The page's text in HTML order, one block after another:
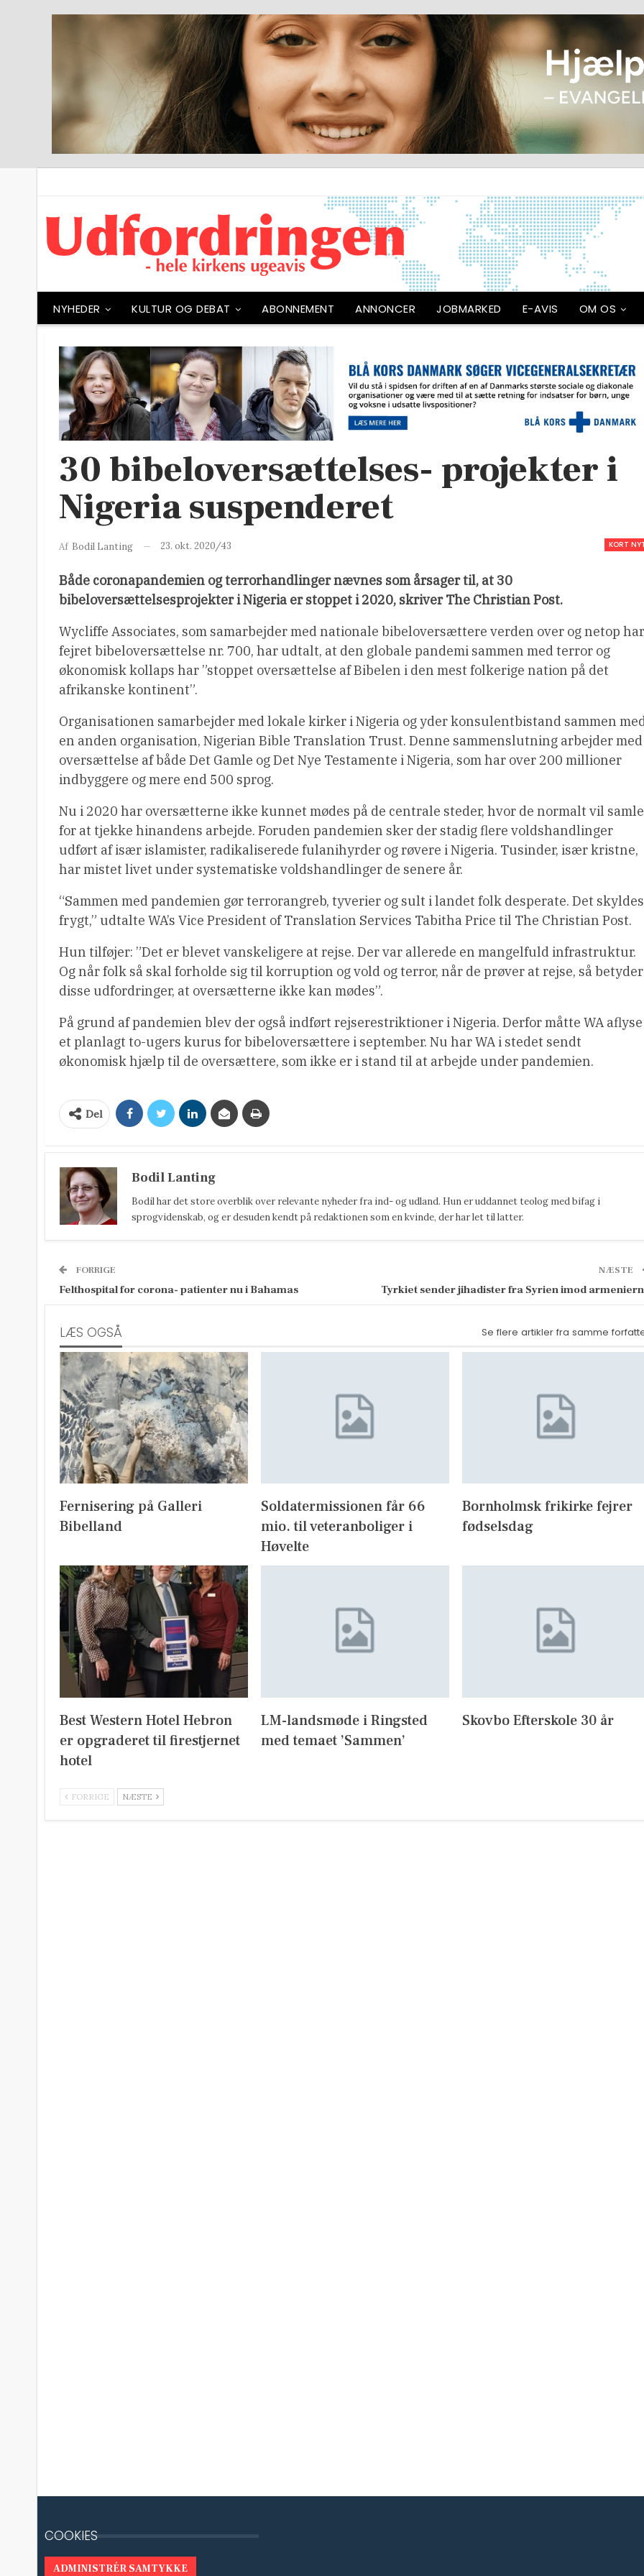
NYHEDER KULTUR OG DEBAT ABONNEMENT ANNONCER JOBMARKED E-AVIS OM OS
30 bibeloversættelses- projekter i
Nigeria suspenderet
KORT
Af Bodil Lanting 23. okt. 2020/43
Både coronapandemien og terrorhandlinger nævnes som årsager til, at 30
bibeloversættelsesprojekter i Nigeria er stoppet i 2020, skriver The Christian Post.
Wycliffe Associates, som samarbejder med nationale bibeloversættere verden over og netop har
fejret bibeloversættelse nr. 700, har udtalt, at den globale pandemi sammen med terror og
økonomisk kollaps har ”stoppet oversættelse af Bibelen i den mest folkerige nation på det
afrikanske kontinent”.
Organisationen samarbejder med lokale kirker i Nigeria og yder konsulentbistand sammen
en anden organisation, Nigerian Bible Translation Trust. Denne sammenslutning arbejder med
oversættelse af både Det Gamle og Det Nye Testamente i Nigeria, som har over 200 millioner
indbyggere og mere end 500 sprog.
Nu i 2020 har oversætterne ikke kunnet mødes på de centrale steder, hvor de normalt vil
for at tjekke hinandens arbejde. Foruden pandemien sker der stadig flere voldshandlinger
udført af især islamister, radikaliserede fulanihyrder og røvere i Nigeria. Tusinder, især kristne,
har mistet livet under systematiske voldshandlinger de senere år.
“Sammen med pandemien gør terrorangreb, tyverier og sult i landet folk desperate. Det skyldes
frygt,” udtalte WA’s Vice President of Translation Services Tabitha Price til The Christian Post.
Hun tilføjer: ”Det er blevet vanskeligere at rejse. Der var allerede en mangelfuld infrastruktur.
Og når folk så skal forholde sig til korruption og vold og terror, når de prøver at rejse, så betyder
disse udfordringer, at oversætterne ikke kan mødes”.
På grund af pandemien blev der også indført rejserestriktioner i Nigeria. Derfor måtte WA aflyse
et planlagt to-ugers kurus for bibeloversættere i september. Nu har WA i stedet sendt
økonomisk hjælp til de oversættere, som ikke er i stand til at arbejde under pandemien.
Del
Bodil Lanting
Bodil har det store overblik over relevante nyheder fra ind- og udland. Hun er uddannet teolog med bifag i
sprogvidenskab, og er desuden kendt på redaktionen som en kvinde, der har let til latter.
FORRIGE
Felthospital for corona- patienter nu i Bahamas
NÆSTE
Tyrkiet sender jihadister fra Syrien imod
LÆS OGSÅ Se flere artikler fra samme
Fernisering på Galleri
Bibelland
Soldatermissionen får 66
mio. til veteranboliger i
Høvelte
Bornholmsk frikirke fejrer
fødselsdag
Best Western Hotel Hebron
er opgraderet til firestjernet
hotel
LM-landsmøde i Ringsted
med temaet ’Sammen’
Skovbo Efterskole 30 år
FORRIGE NÆSTE
COOKIES
ADMINISTRÉR SAMTYKKE